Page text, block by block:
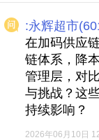
:永辉超市
在加码供应
链体系，降
管理层，对
与挑战？这
持续影响？
2026年06月10日